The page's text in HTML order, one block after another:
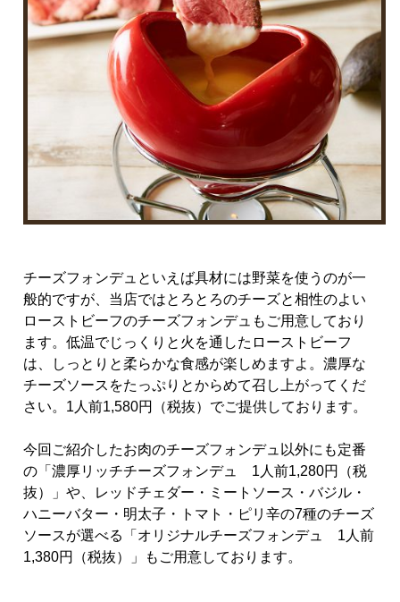
チーズフォンデュといえば具材には野菜を使うのが一
般的ですが、当店ではとろとろのチーズと相性のよい
ローストビーフのチーズフォンデュもご用意しており
ます。低温でじっくりと火を通したローストビーフ
は、しっとりと柔らかな食感が楽しめますよ。濃厚な
チーズソースをたっぷりとからめて召し上がってくだ
さい。1人前1,580円（税抜）でご提供しております。
今回ご紹介したお肉のチーズフォンデュ以外にも定番
の「 濃厚リッチチーズフォンデュ 1人前1,280円（税
抜）
」や、
レッドチェダー・ミートソース・バジル・
ハニーバター・明太子・トマト・ピリ辛の7種のチーズ
ソースが選べる「オリジナルチーズフォンデュ 1人前
1,380円（税抜）」もご用意しております。